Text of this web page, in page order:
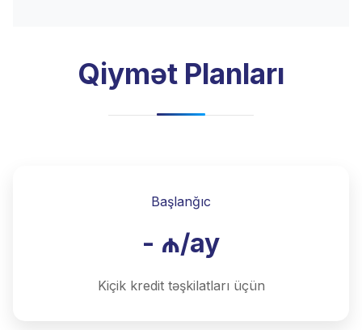
Qiymət Planları
Başlanğıc
- ₼/ay
Kiçik kredit təşkilatları üçün